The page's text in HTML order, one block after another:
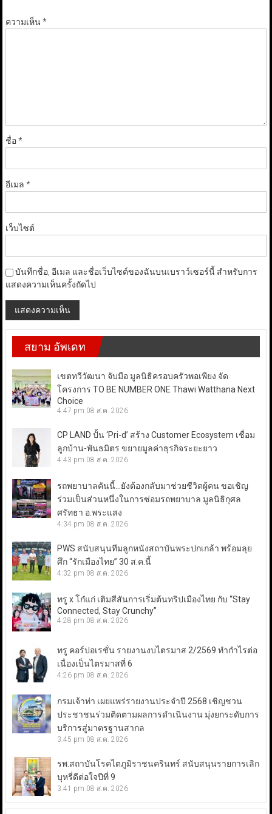
ความเห็น*
ชื่อ*
อีเมล *
เว็บไซต์
บันทึกชื่อ, อีเมล และชื่อเว็บไซต์ของฉันบนเบราว์เซอร์นี้ สำหรับการ
แสดงความเห็นครั้งถัดไป
สยาม อัพเดท
เขตทวีวัฒนา จับมือ มูลนิธิครอบครัวพอเพียง จัด
โครงการ TO BE NUMBER ONE Thawi Watthana Next
Choice
4:47 pm 08 ส.ค. 2026
CP LAND ปั้น ‘Pri-d’ สร้าง Customer Ecosystem เชื่อม
ลูกบ้าน-พันธมิตร ขยายมูลค่าธุรกิจระยะยาว
4:43 pm 08 ส.ค. 2026
รถพยาบาลคันนี้…ยังต้องกลับมาช่วยชีวิตผู้คน ขอเชิญ
ร่วมเป็นส่วนหนึ่งในการซ่อมรถพยาบาล มูลนิธิกุศล
ศรัทธา อ.พระแสง
4:34 pm 08 ส.ค. 2026
PWS สนับสนุนทีมลูกหนังสถาบันพระปกเกล้า พร้อมลุย
ศึก “รักเมืองไทย” 30 ส.ค.นี้
4:32 pm 08 ส.ค. 2026
ทรู x โก๋แก่ เติมสีสันการเริ่มต้นทริปเมืองไทย กับ “Stay
Connected, Stay Crunchy”
4:28 pm 08 ส.ค. 2026
ทรู คอร์ปอเรชั่น รายงานงบไตรมาส 2/2569 ทำกำไรต่อ
เนื่องเป็นไตรมาสที่ 6
4:26 pm 08 ส.ค. 2026
กรมเจ้าท่า เผยแพร่รายงานประจำปี 2568 เชิญชวน
ประชาชนร่วมติดตามผลการดำเนินงาน มุ่งยกระดับการ
บริการสู่มาตรฐานสากล
3:45 pm 08 ส.ค. 2026
รพ.สถาบันโรคไตภูมิราชนครินทร์ สนับสนุนรายการเลิก
บุหรี่ดีต่อใจปีที่ 9
3:41 pm 08 ส.ค. 2026